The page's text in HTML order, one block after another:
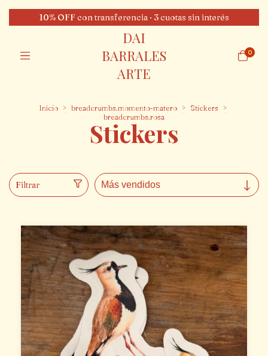
10% OFF con transferencia · 3 cuotas sin interés
DAI
BARRALES
ARTE
0
Inicio > breadcrumbs.momento-matero > Stickers >
breadcrumbs.rosa
Stickers
Filtrar